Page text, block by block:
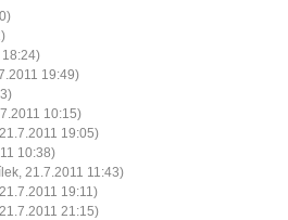
19:49)
10:15)
19:05)
10:38)
21.7.2011 11:43)
19:11)
21:15)